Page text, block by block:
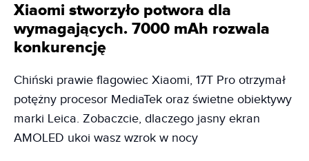
Xiaomi stworzyło potwora dla
wymagających. 7000 mAh rozwala
konkurencję
Chiński prawie flagowiec Xiaomi, 17T Pro otrzymał
potężny procesor MediaTek oraz świetne obiektywy
marki Leica. Zobaczcie, dlaczego jasny ekran
AMOLED ukoi wasz wzrok w nocy